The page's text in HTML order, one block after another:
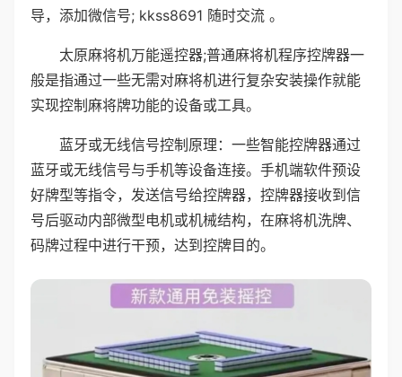
导，添加微信号; kkss8691 随时交流 。
太原麻将机万能遥控器;普通麻将机程序控牌器一
般是指通过一些无需对麻将机进行复杂安装操作就能
实现控制麻将牌功能的设备或工具。
蓝牙或无线信号控制原理：一些智能控牌器通过
蓝牙或无线信号与手机等设备连接。手机端软件预设
好牌型等指令，发送信号给控牌器，控牌器接收到信
号后驱动内部微型电机或机械结构，在麻将机洗牌、
码牌过程中进行干预，达到控牌目的。